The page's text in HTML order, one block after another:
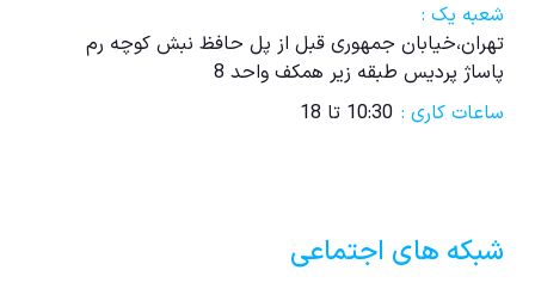
شعبه یک :
تهران،خیابان جمهوری قبل از پل حافظ نبش کوچه رم
پاساژ پردیس طبقه زیر همکف واحد 8
ساعات کاری : 10:30 تا 18
شبکه های اجتماعی